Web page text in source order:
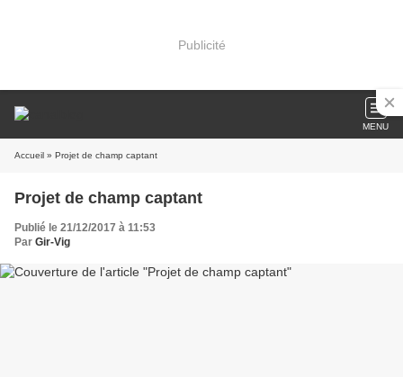
Publicité
MENU
Accueil » Projet de champ captant
Projet de champ captant
Publié le 21/12/2017 à 11:53
Par Gir-Vig